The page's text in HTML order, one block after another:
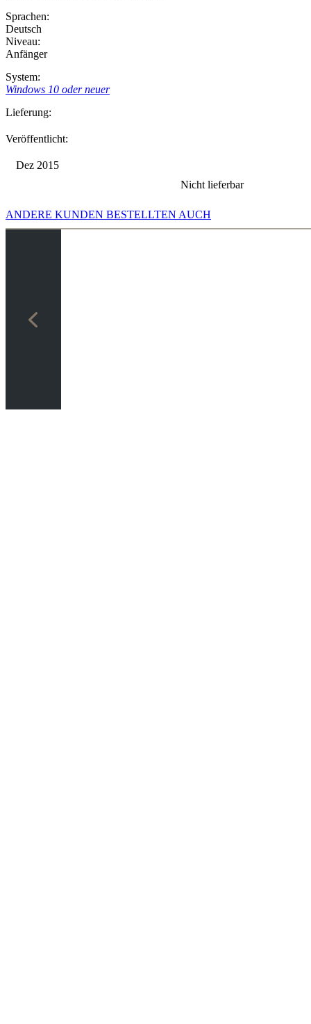
Sprachen:
Deutsch
Niveau:
Anfänger
System:
Windows 10 oder neuer
Lieferung:
Veröffentlicht:
Dez 2015
Nicht lieferbar
ANDERE KUNDEN BESTELLTEN AUCH